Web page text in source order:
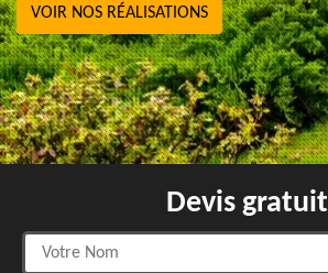
VOIR NOS RÉALISATIONS
Devis gratuit